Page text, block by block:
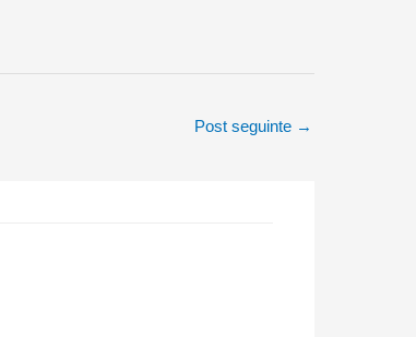
Post seguinte →